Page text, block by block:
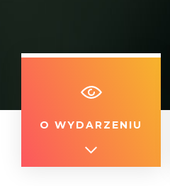
O WYDARZENIU